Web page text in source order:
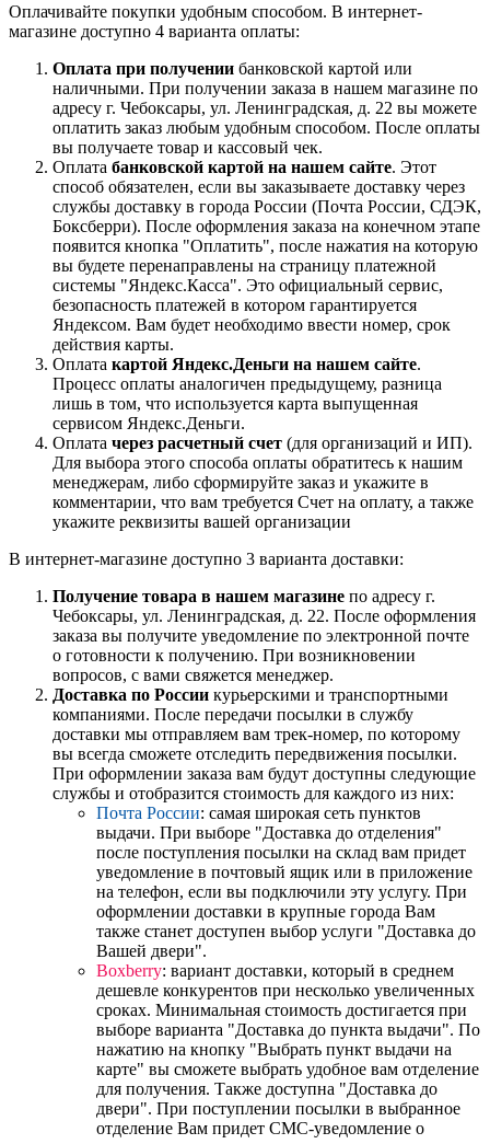
Оплачивайте покупки удобным способом. В интернет-
магазине доступно 4 варианта оплаты:
Оплата при получении банковской картой или
наличными. При получении заказа в нашем магазине по
адресу г. Чебоксары, ул. Ленинградская, д. 22 вы можете
оплатить заказ любым удобным способом. После оплаты
вы получаете товар и кассовый чек.
Оплата банковской картой на нашем сайте. Этот
способ обязателен, если вы заказываете доставку через
службы доставку в города России (Почта России, СДЭК,
Боксберри). После оформления заказа на конечном этапе
появится кнопка "Оплатить", после нажатия на которую
вы будете перенаправлены на страницу платежной
системы "Яндекс.Касса". Это официальный сервис,
безопасность платежей в котором гарантируется
Яндексом. Вам будет необходимо ввести номер, срок
действия карты.
Оплата картой Яндекс.Деньги на нашем сайте.
Процесс оплаты аналогичен предыдущему, разница
лишь в том, что используется карта выпущенная
сервисом Яндекс.Деньги.
Оплата через расчетный счет (для организаций и ИП).
Для выбора этого способа оплаты обратитесь к нашим
менеджерам, либо сформируйте заказ и укажите в
комментарии, что вам требуется Счет на оплату, а также
укажите реквизиты вашей организации
В интернет-магазине доступно 3 варианта доставки:
Получение товара в нашем магазине по адресу г.
Чебоксары, ул. Ленинградская, д. 22. После оформления
заказа вы получите уведомление по электронной почте
о готовности к получению. При возникновении
вопросов, с вами свяжется менеджер.
Доставка по России курьерскими и транспортными
компаниями. После передачи посылки в службу
доставки мы отправляем вам трек-номер, по которому
вы всегда сможете отследить передвижения посылки.
При оформлении заказа вам будут доступны следующие
службы и отобразится стоимость для каждого из них:
Почта России: самая широкая сеть пунктов
выдачи. При выборе "Доставка до отделения"
после поступления посылки на склад вам придет
уведомление в почтовый ящик или в приложение
на телефон, если вы подключили эту услугу. При
оформлении доставки в крупные города Вам
также станет доступен выбор услуги "Доставка до
Вашей двери".
Boxberry: вариант доставки, который в среднем
дешевле конкурентов при несколько увеличенных
сроках. Минимальная стоимость достигается при
выборе варианта "Доставка до пункта выдачи". По
нажатию на кнопку "Выбрать пункт выдачи на
карте" вы сможете выбрать удобное вам отделение
для получения. Также доступна "Доставка до
двери". При поступлении посылки в выбранное
отделение Вам придет СМС-уведомление о